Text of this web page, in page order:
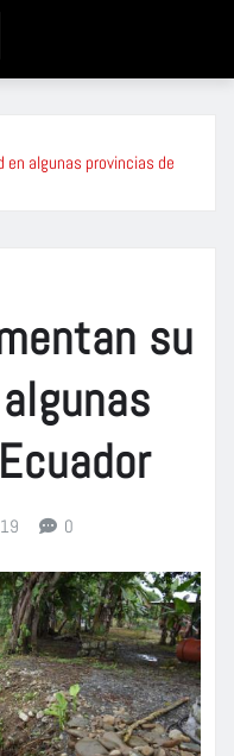
algunas provincias de
su
0